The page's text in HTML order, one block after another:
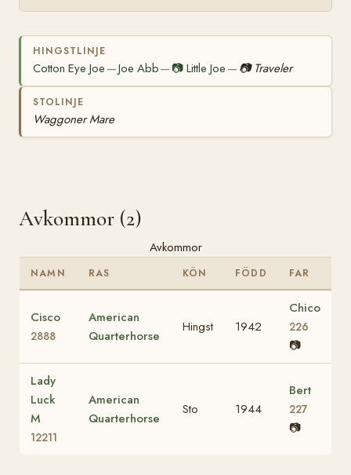
HINGSTLINJE
Cotton Eye Joe —Joe Abb— 📷Little Joe — 📷 Traveler
STOLINJE
Waggoner Mare
Avkommor (2)
Avkommor
NAMN RAS KÖN FÖDD FAR
Cisco
2888
American
Quarterhorse
Hingst 1942
Chico
226
📷
Lady
Luck
M
12211
American
Quarterhorse
Sto 1944
Bert
227
📷